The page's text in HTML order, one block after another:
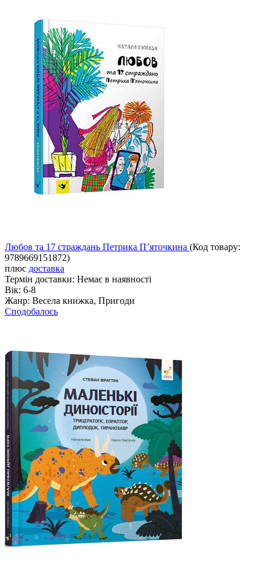
Любов та 17 страждань Петрика П’яточкина (Код товару:
9789669151872)
плюс доставка
Термін доставки: Немає в наявності
Вік: 6-8
Жанр: Весела книжка, Пригоди
Сподобалось